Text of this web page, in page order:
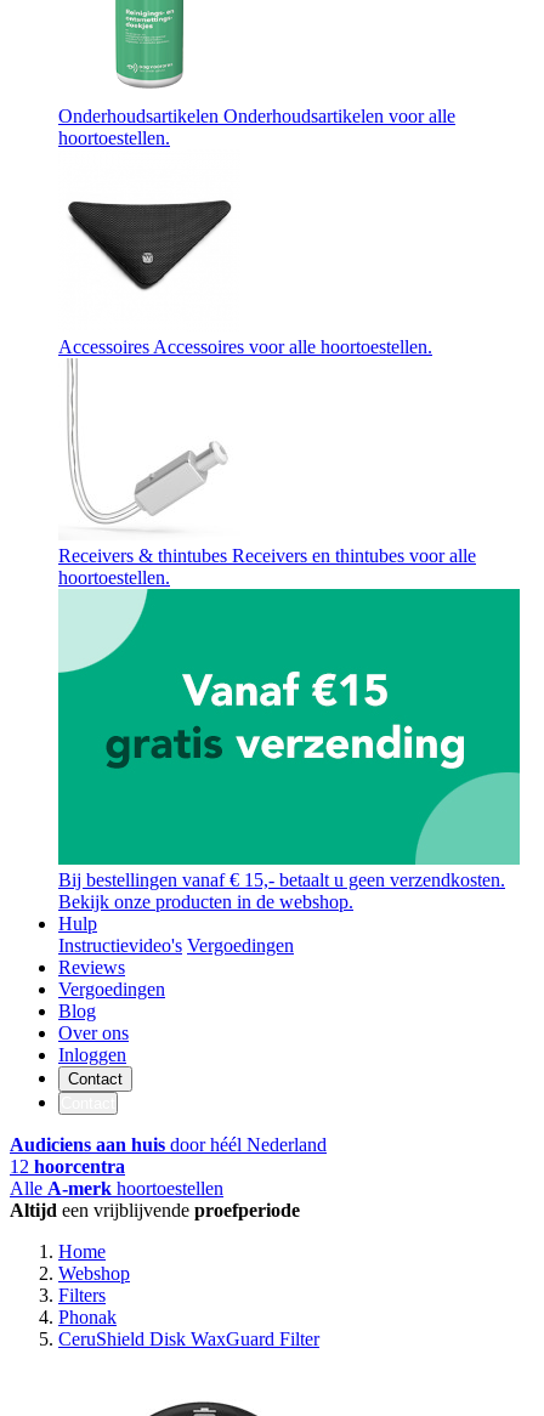
Onderhoudsartikelen Onderhoudsartikelen voor alle
hoortoestellen.
AccessoiresAccessoires voor alle hoortoestellen.
Receivers & thintubes Receivers en thintubes voor alle
hoortoestellen.
Bij bestellingen vanaf € 15,- betaalt u geen verzendkosten.
Bekijk onze producten in de webshop.
Hulp
Instructievideo's Vergoedingen
Reviews
Vergoedingen
Blog
Over ons
Inloggen
Contact
Audiciens aan huis door héél Nederland
12 hoorcentra
Alle A-merk hoortoestellen
Altijd een vrijblijvende proefperiode
Home
Webshop
Filters
Phonak
CeruShield Disk WaxGuard Filter